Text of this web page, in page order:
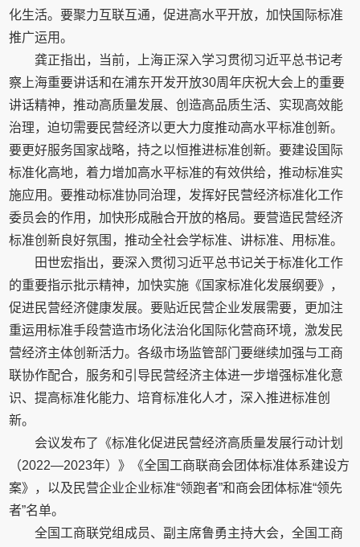
化生活。要聚力互联互通，促进高水平开放，加快国际标准
推广运用。
龚正指出，当前，上海正深入学习贯彻习近平总书记考
察上海重要讲话和在浦东开发开放30周年庆祝大会上的重要
讲话精神，推动高质量发展、创造高品质生活、实现高效能
治理，迫切需要民营经济以更大力度推动高水平标准创新。
要更好服务国家战略，持之以恒推进标准创新。要建设国际
标准化高地，着力增加高水平标准的有效供给，推动标准实
施应用。要推动标准协同治理，发挥好民营经济标准化工作
委员会的作用，加快形成融合开放的格局。要营造民营经济
标准创新良好氛围，推动全社会学标准、讲标准、用标准。
田世宏指出，要深入贯彻习近平总书记关于标准化工作
的重要指示批示精神，加快实施《国家标准化发展纲要》，
促进民营经济健康发展。要贴近民营企业发展需要，更加注
重运用标准手段营造市场化法治化国际化营商环境，激发民
营经济主体创新活力。各级市场监管部门要继续加强与工商
联协作配合，服务和引导民营经济主体进一步增强标准化意
识、提高标准化能力、培育标准化人才，深入推进标准创
新。
会议发布了《标准化促进民营经济高质量发展行动计划
（2022—2023年）》《全国工商联商会团体标准体系建设方
案》，以及民营企业企业标准“领跑者”和商会团体标准“领先
者”名单。
全国工商联党组成员、副主席鲁勇主持大会，全国工商